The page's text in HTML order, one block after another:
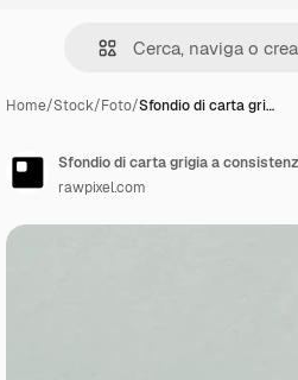
Home/Stock/Foto/Sfondio di carta gri…
Sfondio di carta grigia a
rawpixel.com